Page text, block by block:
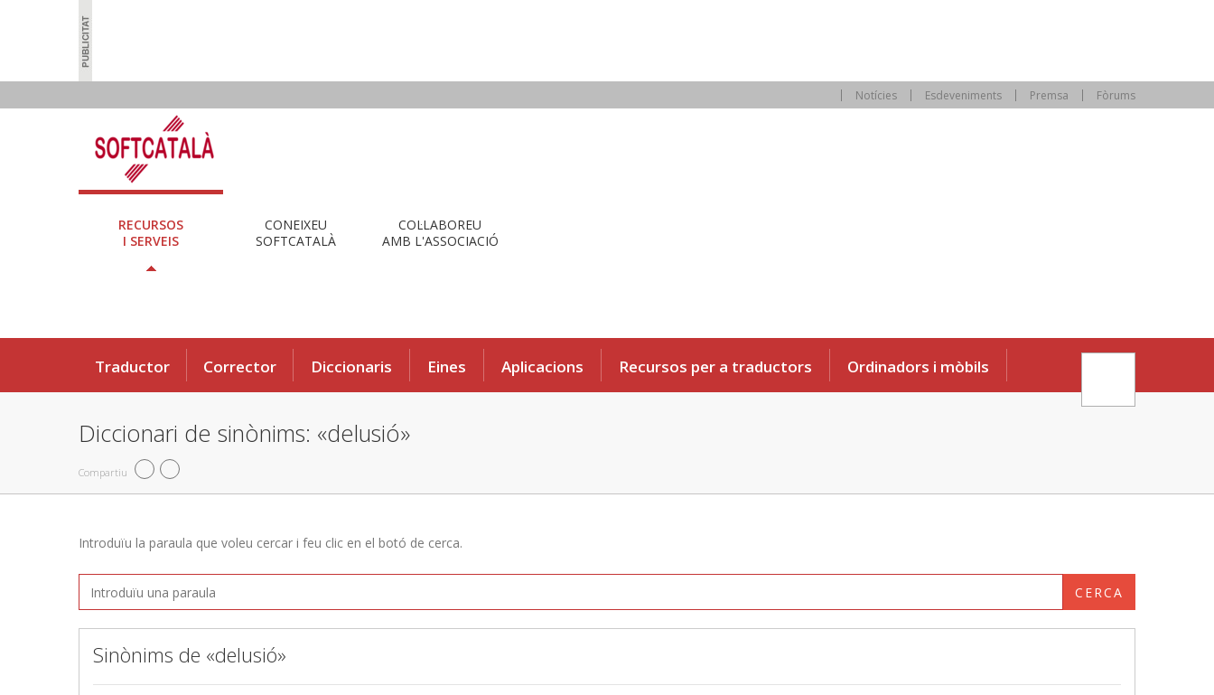
Notícies Esdeveniments Premsa Fòrums
RECURSOS
I SERVEIS
CONEIXEU
SOFTCATALÀ
COL·LABOREU
AMB L'ASSOCIACIÓ
Traductor Corrector Diccionaris Eines Aplicacions Recursos per a traductors Ordinadors i mòbils
Diccionari de sinònims: «delusió»
Compartiu
Introduïu la paraula que voleu cercar i feu clic en el botó de cerca.
CERCA
Sinònims de «delusió»